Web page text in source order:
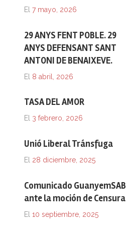
El 7 mayo, 2026
29 ANYS FENT POBLE. 29
ANYS DEFENSANT SANT
ANTONI DE BENAIXEVE.
El 8 abril, 2026
TASA DEL AMOR
El 3 febrero, 2026
Unió Liberal Tránsfuga
El 28 diciembre, 2025
Comunicado GuanyemSAB
ante la moción de Censura
El 10 septiembre, 2025